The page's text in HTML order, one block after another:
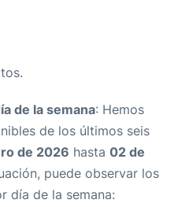
de la semana: Hemos
de los últimos seis
de 2026 hasta 02 de
puede observar los
día de la semana: